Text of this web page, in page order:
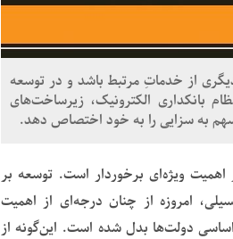
از خدماتِ مرتبط باشد و در توسعه
بانکداری الکترونیک، زیرساخت‌های
سهم به سزایی را به خود اختصاص دهد.
اهمیت ویژه‌ای برخوردار است. توسعه بر
امروزه از چنان درجه‌ای از اهمیت
دولت‌ها بدل شده است. این‌گونه از